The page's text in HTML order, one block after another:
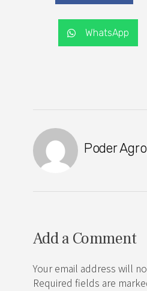
WhatsApp
Poder
Add a Comment
Your email address will
Required fields are